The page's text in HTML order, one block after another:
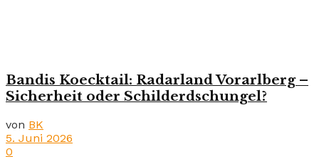
Bandis Koecktail: Radarland Vorarlberg –
Sicherheit oder Schilderdschungel?
von BK
5. Juni 2026
0